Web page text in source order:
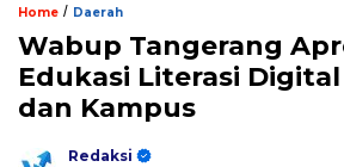
Home / Daerah
Wabup Tangerang
Edukasi Literasi
dan Kampus
Redaksi